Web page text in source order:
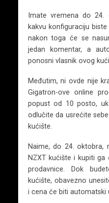
Imate vremena do
kakvu konfiguraciju
nakon toga će se
jedan komentar, a
ponosni vlasnik ovog
Međutim, ni ovde nije
Gigatron-ove online
popust od 10 posto,
odlučite da usrećite
kućište.
Naime, do 24. oktobra,
NZXT kućište i kupiti ga
prodavnice. Dok
kućište, obavezno
i cena će biti automatski